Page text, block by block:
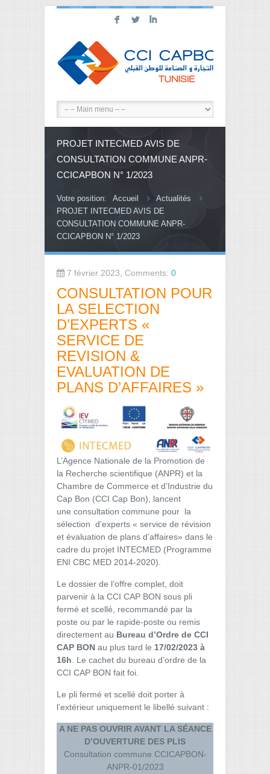
F L I
PROJET INTECMED AVIS DE
CONSULTATION COMMUNE ANPR-
CCICAPBON N° 1/2023
Votre position: Accueil
Actualités
PROJET INTECMED AVIS DE
CONSULTATION COMMUNE ANPR-
CCICAPBON N° 1/2023
7 février 2023, Comments: 0
CONSULTATION POUR
LA SELECTION
D’EXPERTS «
SERVICE DE
REVISION &
EVALUATION DE
PLANS D’AFFAIRES »
L’Agence Nationale de la Promotion de
la Recherche scientifique (ANPR) et la
Chambre de Commerce et d’Industrie du
Cap Bon (CCI Cap Bon), lancent
une consultation commune pour la
sélection d’experts « service de révision
et évaluation de plans d’affaires» dans le
cadre du projet INTECMED (Programme
ENI CBC MED 2014-2020).
Le dossier de l’offre complet, doit
parvenir à la CCI CAP BON sous pli
fermé et scellé, recommandé par la
poste ou par le rapide-poste ou remis
directement au Bureau d’Ordre de CCI
CAP BON au plus tard le 17/02/2023 à
16h . Le cachet du bureau d’ordre de la
CCI CAP BON fait foi.
Le pli fermé et scellé doit porter à
l’extérieur uniquement le libellé suivant :
A NE PAS OUVRIR AVANT LA SÉANCE
D’OUVERTURE DES PLIS
Consultation commune CCICAPBON-
ANPR-01/2023